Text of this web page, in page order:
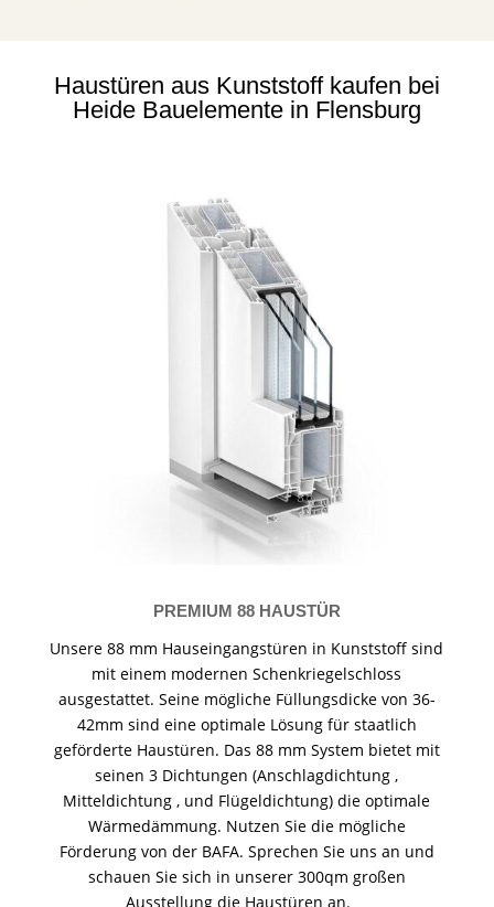
Haustüren aus Kunststoff kaufen bei
Heide Bauelemente in Flensburg
PREMIUM 88 HAUSTÜR
Unsere 88 mm Hauseingangstüren in Kunststoff sind
mit einem modernen Schenkriegelschloss
ausgestattet. Seine mögliche Füllungsdicke von 36-
42mm sind eine optimale Lösung für staatlich
geförderte Haustüren. Das 88 mm System bietet mit
seinen 3 Dichtungen (Anschlagdichtung ,
Mitteldichtung , und Flügeldichtung) die optimale
Wärmedämmung. Nutzen Sie die mögliche
Förderung von der BAFA. Sprechen Sie uns an und
schauen Sie sich in unserer 300qm großen
Ausstellung die Haustüren an.